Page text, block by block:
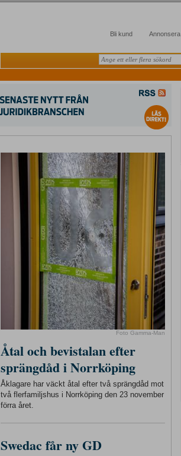
Bli kund Annonsera
Foto Gamma-Man
Åtal och bevistalan efter
sprängdåd i Norrköping
Åklagare har väckt åtal efter två sprängdåd mot
två flerfamiljshus i Norrköping den 23 november
förra året.
Swedac får ny GD